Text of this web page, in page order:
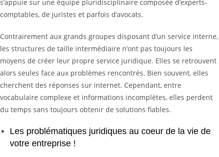
s’appuie sur une équipe pluridisciplinaire composée d’experts-
comptables, de juristes et parfois d’avocats.
Contrairement aux grands groupes disposant d’un service interne,
les structures de taille intermédiaire n’ont pas toujours les
moyens de créer leur propre service juridique. Elles se retrouvent
alors seules face aux problèmes rencontrés. Bien souvent, elles
cherchent des réponses sur internet. Cependant, entre
vocabulaire complexe et informations incomplètes, elles perdent
du temps sans toujours obtenir de solutions fiables.
Les problématiques juridiques au coeur de la vie de
votre entreprise !